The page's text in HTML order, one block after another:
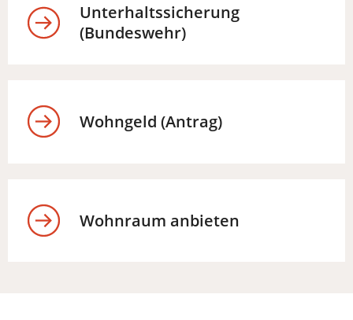
Unterhaltssicherung
(Bundeswehr)
Wohngeld (Antrag)
Wohnraum anbieten